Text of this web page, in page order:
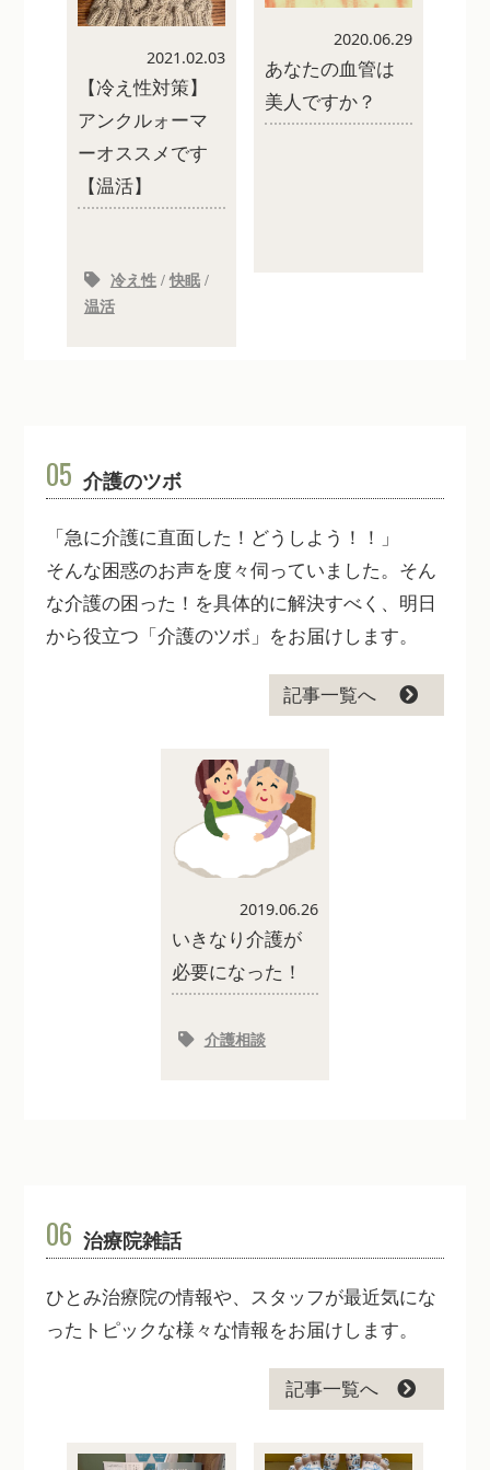
2021.02.03
【冷え性対策】
アンクルォーマ
ーオススメです
【温活】
冷え性/快眠/
温活
2020.06.29
あなたの血管は
美人ですか？
05 介護のツボ
「急に介護に直面した！どうしよう！！」
そんな困惑のお声を度々伺っていました。そん
な介護の困った！を具体的に解決すべく、明日
から役立つ「介護のツボ」をお届けします。
記事一覧へ
2019.06.26
いきなり介護が
必要になった！
介護相談
06 治療院雑話
ひとみ治療院の情報や、スタッフが最近気にな
ったトピックな様々な情報をお届けします。
記事一覧へ